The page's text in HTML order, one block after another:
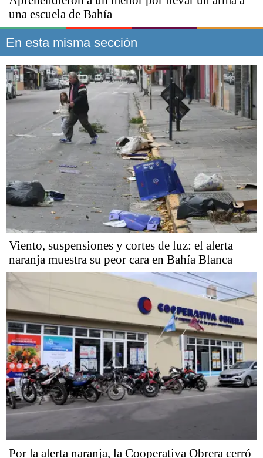
una escuela de Bahía
En esta misma sección
Viento, suspensiones y cortes de luz: el alerta
naranja muestra su peor cara en Bahía Blanca
Por la alerta naranja, la Cooperativa Obrera cerró